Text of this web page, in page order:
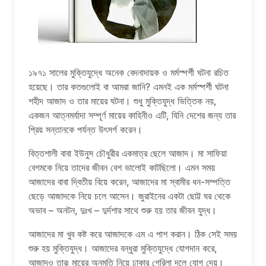
১৯৭১ সালের মুক্তিযুদ্ধে অনেক বেদনাদায়ক ও মর্মস্পর্শী ঘটনা রচিত
হয়েছে। তার কতগুলোই বা আমরা জানি? এমনই এক মর্মস্পর্শী ঘটনা
শহীদ আজাদ ও তার মায়ের ঘটনা। শুধু মুক্তিযুদ্ধ ভিত্তিক নয়,
একজন আত্নমর্যাদা সম্পূর্ণ মায়ের কাহিনীও এটি, যিনি দেশের জন্য তার
প্রিয় সন্তানকে পর্যন্ত উৎসর্গ করেন।
বিত্তশালী বাবা ইউনুস চৌধুরীর একমাত্র ছেলে আজাদ। মা সাফিয়া
বেগমকে নিয়ে তাদের জীবন বেশ ভালোই কাটছিলো। এমন সময়
আজাদের বাবা দ্বিতীয় বিয়ে করেন, আজাদের মা স্বামীর ধন-সম্পত্তি
ছেড়ে আজাদকে নিয়ে চলে আসেন। জুরাইনের একটা ছোট্ট ঘর থেকে
অভাব – অনটন, দুঃখ – দুর্দশার সাথে শুরু হয় তার জীবন যুদ্ধ।
আজাদের মা খুব কষ্ট করে আজাদকে এম এ পাশ করান। ঠিক সেই সময়
শুরু হয় মুক্তিযুদ্ধ। আজাদের বন্ধুরা মুক্তিযুদ্ধে যোগদান করে,
আজাদও তার৷ মায়ের অনুমতি নিয়ে ঢাকার গেরিলা দলে যোগ দেয়।